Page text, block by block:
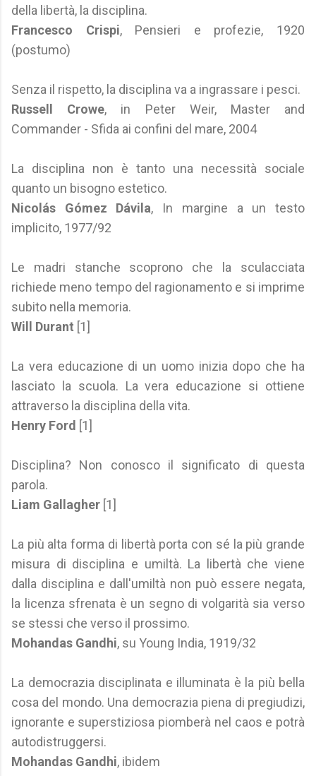
della libertà, la disciplina.
Francesco Crispi, Pensieri e profezie, 1920
(postumo)
Senza il rispetto, la disciplina va a ingrassare i pesci.
Russell Crowe, in Peter Weir, Master and
Commander - Sfida ai confini del mare, 2004
La disciplina non è tanto una necessità sociale
quanto un bisogno estetico.
Nicolás Gómez Dávila, In margine a un testo
implicito, 1977/92
Le madri stanche scoprono che la sculacciata
richiede meno tempo del ragionamento e si imprime
subito nella memoria.
Will Durant [1]
La vera educazione di un uomo inizia dopo che ha
lasciato la scuola. La vera educazione si ottiene
attraverso la disciplina della vita.
Henry Ford [1]
Disciplina? Non conosco il significato di questa
parola.
Liam Gallagher [1]
La più alta forma di libertà porta con sé la più grande
misura di disciplina e umiltà. La libertà che viene
dalla disciplina e dall'umiltà non può essere negata,
la licenza sfrenata è un segno di volgarità sia verso
se stessi che verso il prossimo.
Mohandas Gandhi, su Young India, 1919/32
La democrazia disciplinata e illuminata è la più bella
cosa del mondo. Una democrazia piena di pregiudizi,
ignorante e superstiziosa piomberà nel caos e potrà
autodistruggersi.
Mohandas Gandhi, ibidem